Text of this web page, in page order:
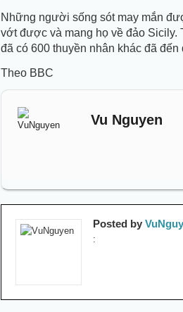
Những người sống sót may mắn
vớt được và mang họ về đảo Sicily.
đã có 600 thuyền nhân khác đã
Theo BBC
Vu Nguyen
Posted by
: